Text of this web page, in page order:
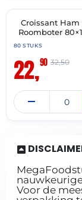
🔥 OP=OP
Croissant Ham
Roomboter
80 STUKS
22,90 32,50
Voor de